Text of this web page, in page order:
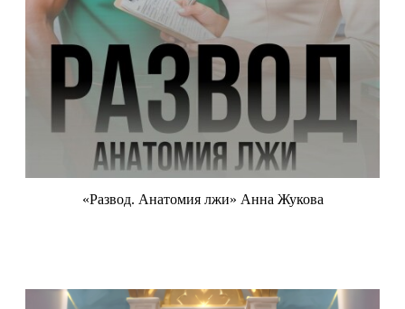
«Развод. Анатомия лжи» Анна Жукова